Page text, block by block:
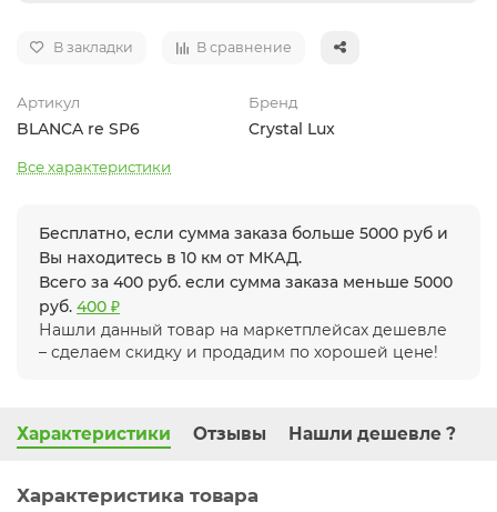
В закладки В сравнение
Артикул
BLANCA re SP6
Бренд
Crystal Lux
Все характеристики
Бесплатно, если сумма заказа больше 5000 руб и
Вы находитесь в 10 км от МКАД.
Всего за 400 руб. если сумма заказа меньше 5000
руб. 400 ₽
Нашли данный товар на маркетплейсах дешевле
– сделаем скидку и продадим по хорошей цене!
Характеристики Отзывы Нашли дешевле ?
Характеристика товара